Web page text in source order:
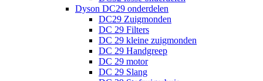
Dyson DC29 onderdelen
DC29 Zuigmonden
DC 29 Filters
DC 29 kleine zuigmonden
DC 29 Handgreep
DC 29 motor
DC 29 Slang